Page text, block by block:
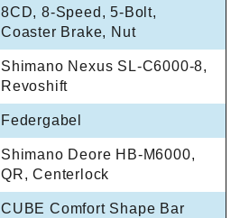
8CD, 8-Speed, 5-Bolt,
Coaster Brake, Nut
Shimano Nexus SL-C6000-8,
Revoshift
Federgabel
Shimano Deore HB-M6000,
QR, Centerlock
CUBE Comfort Shape Bar